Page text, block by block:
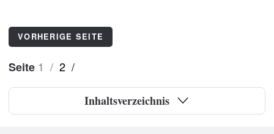
VORHERIGE SEITE
Seite 1 / 2 /
Inhaltsverzeichnis